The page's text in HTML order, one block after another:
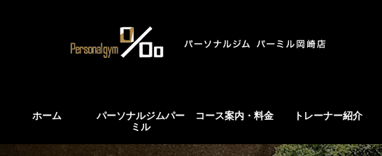
ホーム
パーソナルジムパー
ミル
コース案内・料金 トレーナー紹介